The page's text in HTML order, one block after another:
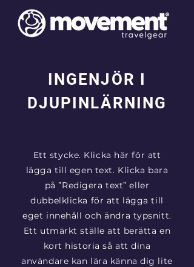
INGENJÖR I
DJUPINLÄRNING
Ett stycke. Klicka här för att
lägga till egen text. Klicka bara
på ”Redigera text” eller
dubbelklicka för att lägga till
eget innehåll och ändra typsnitt.
Ett utmärkt ställe att berätta en
kort historia så att dina
användare kan lära känna dig lite